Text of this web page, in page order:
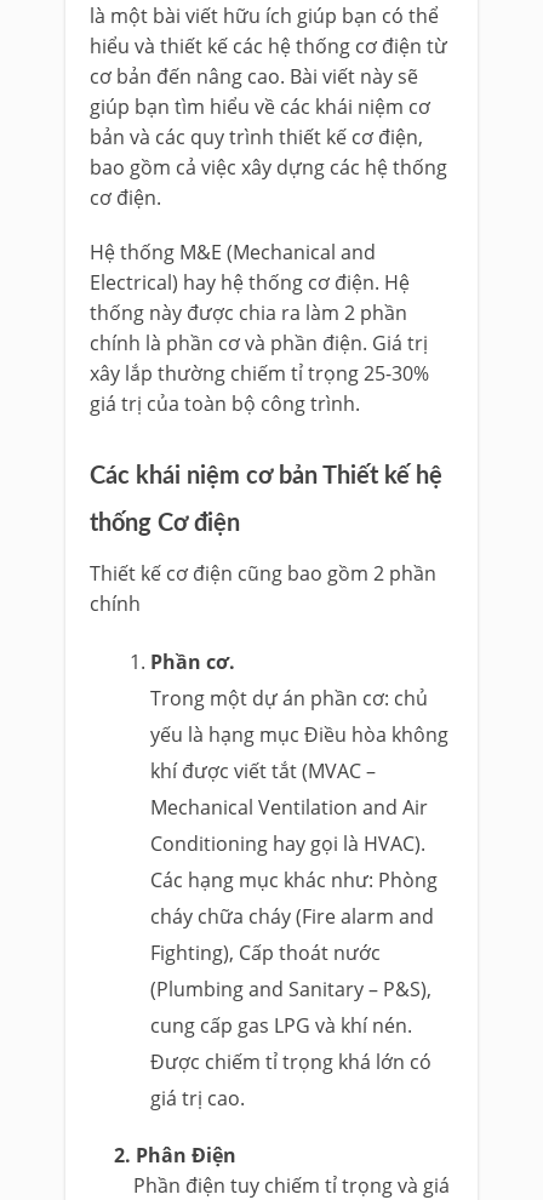
là một bài viết hữu ích giúp bạn có thể
hiểu và thiết kế các hệ thống cơ điện từ
cơ bản đến nâng cao. Bài viết này sẽ
giúp bạn tìm hiểu về các khái niệm cơ
bản và các quy trình thiết kế cơ điện,
bao gồm cả việc xây dựng các hệ thống
cơ điện.
Hệ thống M&E (Mechanical and
Electrical) hay hệ thống cơ điện. Hệ
thống này được chia ra làm 2 phần
chính là phần cơ và phần điện. Giá trị
xây lắp thường chiếm tỉ trọng 25-30%
giá trị của toàn bộ công trình.
Các khái niệm cơ bản Thiết kế hệ
thống Cơ điện
Thiết kế cơ điện cũng bao gồm 2 phần
chính
Phần cơ.
Trong một dự án phần cơ: chủ
yếu là hạng mục Điều hòa không
khí được viết tắt (MVAC –
Mechanical Ventilation and Air
Conditioning hay gọi là HVAC).
Các hạng mục khác như: Phòng
cháy chữa cháy (Fire alarm and
Fighting), Cấp thoát nước
(Plumbing and Sanitary – P&S),
cung cấp gas LPG và khí nén.
Được chiếm tỉ trọng khá lớn có
giá trị cao.
2. Phân Điện
Phần điện tuy chiếm tỉ trọng và giá